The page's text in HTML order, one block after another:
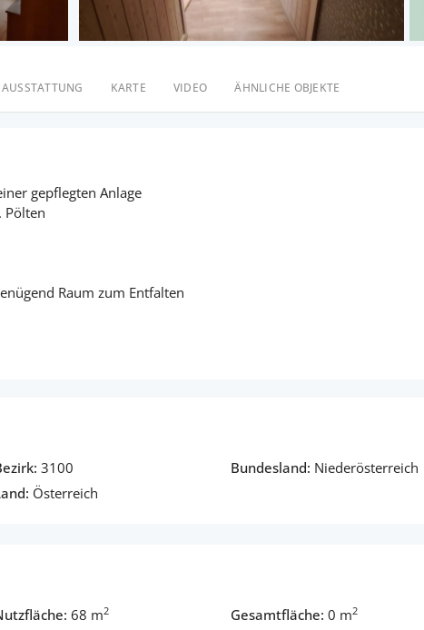
AUSSTATTUNG KARTE VIDEO ÄHNLICHE OBJEKTE
gepflegten Anlage
Pölten
Raum zum Entfalten
3100 Bundesland: Niederösterreich
Österreich
68 m2 Gesamtfläche: 0 m2